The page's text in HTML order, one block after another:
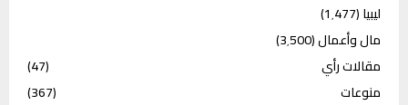
ليبيا(1٬477)
مال وأعمال(3٬500)
مقالات رأي
(47)
منوعات
(367)